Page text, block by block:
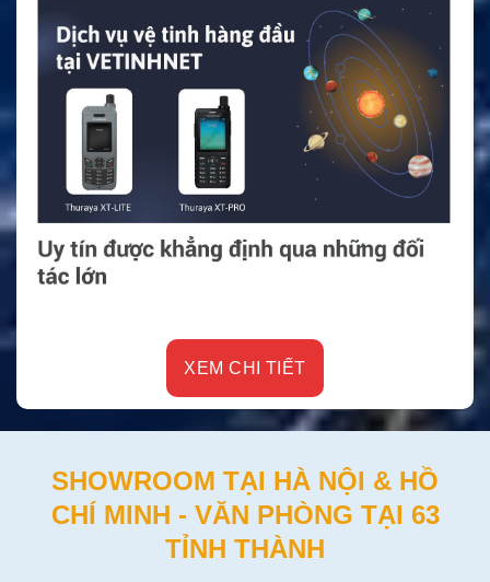
XEM CHI TIẾT
SHOWROOM TẠI HÀ NỘI & HỒ
CHÍ MINH - VĂN PHÒNG TẠI 63
TỈNH THÀNH